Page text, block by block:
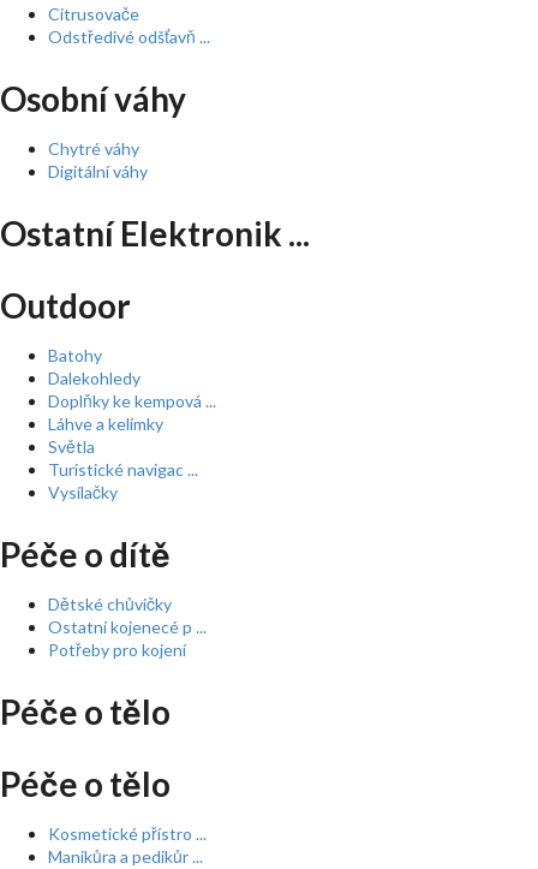
Citrusovače
Odstředivé odšťavň ...
Osobní váhy
Chytré váhy
Digitální váhy
Ostatní Elektronik ...
Outdoor
Batohy
Dalekohledy
Doplňky ke kempová ...
Láhve a kelímky
Světla
Turistické navigac ...
Vysílačky
Péče o dítě
Dětské chůvičky
Ostatní kojenecé p ...
Potřeby pro kojení
Péče o tělo
Péče o tělo
Kosmetické přístro ...
Manikůra a pedikůr ...